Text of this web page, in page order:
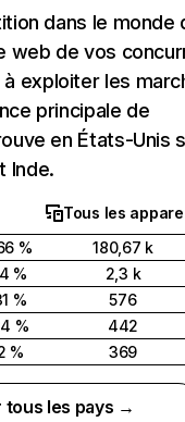
dans le monde
web de vos
exploiter les
principale de
en États-Unis
Inde.
Tous les
%
180,67 k
%
2,3 k
%
576
%
442
% 369
tous les pays →